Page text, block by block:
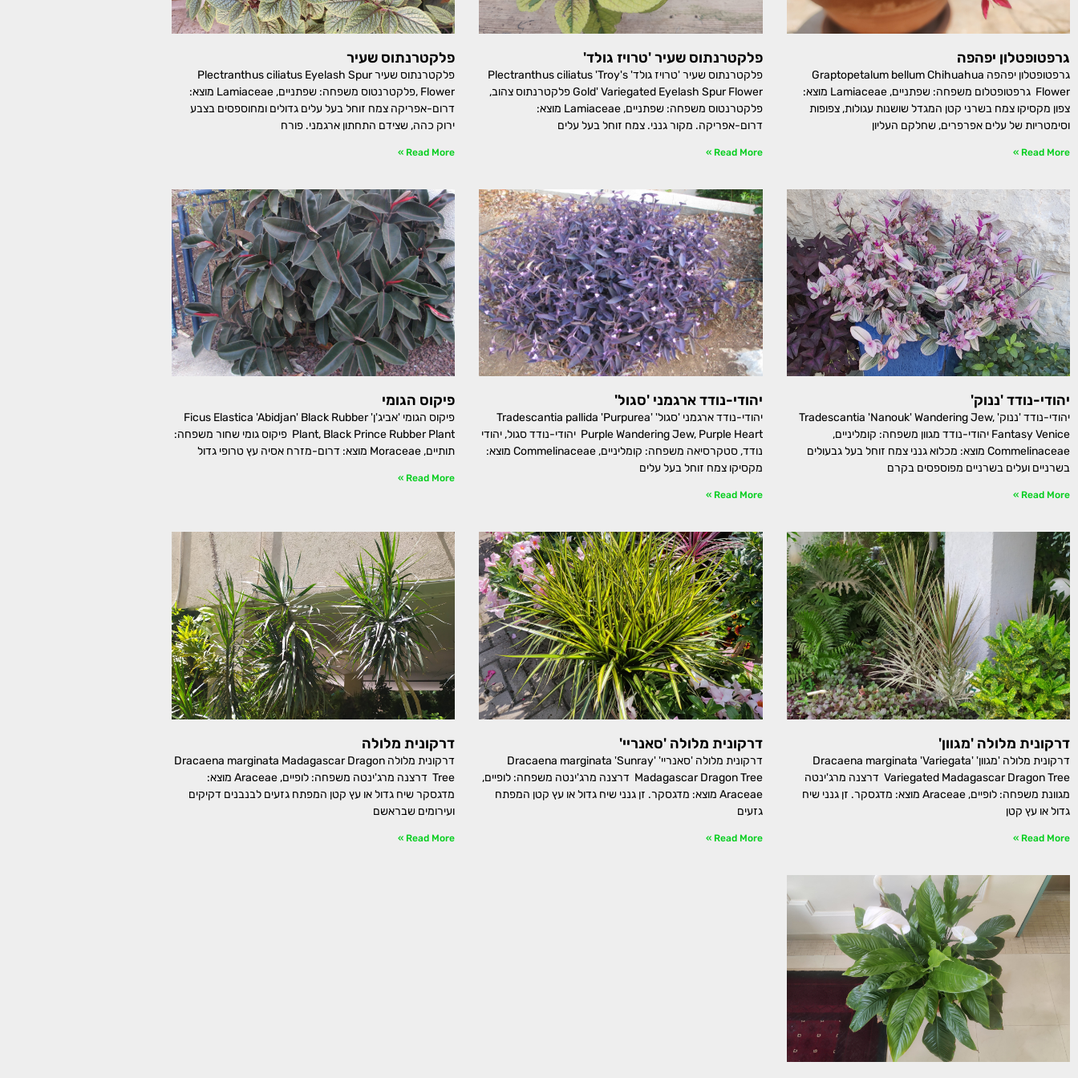
גרפטופטלון יפהפה
גרפטופטלון יפהפה Graptopetalum bellum Chihuahua
Flower גרפטופטלום משפחה: שפתניים, Lamiaceae מוצא:
צפון מקסיקו צמח בשרני קטן המגדל שושנות עגולות, צפופות
וסימטריות של עלים אפרפרים, שחלקם העליון
Read More »
פלקטרנתוס שעיר 'טרויז גולד'
פלקטרנתוס שעיר 'טרויז גולד' Plectranthus ciliatus 'Troy's
Gold' Variegated Eyelash Spur Flower פלקטרנתוס צהוב,
פלקטרנטוס משפחה: שפתניים, Lamiaceae מוצא:
דרום-אפריקה. מקור גנני. צמח זוחל בעל עלים
Read More »
פלקטרנתוס שעיר
פלקטרנתוס שעיר Plectranthus ciliatus Eyelash Spur
Flower ,פלקטרנטוס משפחה: שפתניים, Lamiaceae מוצא:
דרום-אפריקה צמח זוחל בעל עלים גדולים ומחוספסים בצבע
ירוק כהה, שצידם התחתון ארגמני. פורח
Read More »
יהודי-נודד 'ננוק'
יהודי-נודד 'ננוק' Tradescantia 'Nanouk' Wandering Jew,
Fantasy Venice יהודי-נודד מגוון משפחה: קומליניים,
Commelinaceae מוצא: מכלוא גנני צמח זוחל בעל גבעולים
בשרניים ועלים בשרניים מפוספסים בקרם
Read More »
יהודי-נודד ארגמני 'סגול'
יהודי-נודד ארגמני 'סגול' Tradescantia pallida 'Purpurea'
Purple Wandering Jew, Purple Heart יהודי-נודד סגול, יהודי
נודד, סטקרסיאה משפחה: קומליניים, Commelinaceae מוצא:
מקסיקו צמח זוחל בעל עלים
Read More »
פיקוס הגומי
פיקוס הגומי 'אביג'ן' Ficus Elastica 'Abidjan' Black Rubber
Plant, Black Prince Rubber Plant פיקוס גומי שחור משפחה:
תותיים, Moraceae מוצא: דרום-מזרח אסיה עץ טרופי גדול
Read More »
דרקונית מלולה 'מגוון'
דרקונית מלולה 'מגוון' Dracaena marginata 'Variegata'
Variegated Madagascar Dragon Tree דרצנה מרג'ינטה
מגוונת משפחה: לופיים, Araceae מוצא: מדגסקר. זן גנני שיח
גדול או עץ קטן
Read More »
דרקונית מלולה 'סאנריי'
דרקונית מלולה 'סאנריי' Dracaena marginata 'Sunray'
Madagascar Dragon Tree דרצנה מרג'ינטה משפחה: לופיים,
Araceae מוצא: מדגסקר. זן גנני שיח גדול או עץ קטן המפתח
גזעים
Read More »
דרקונית מלולה
דרקונית מלולה Dracaena marginata Madagascar Dragon
Tree דרצנה מרג'ינטה משפחה: לופיים, Araceae מוצא:
מדגסקר שיח גדול או עץ קטן המפתח גזעים לבנבנים דקיקים
ועירומים שבראשם
Read More »